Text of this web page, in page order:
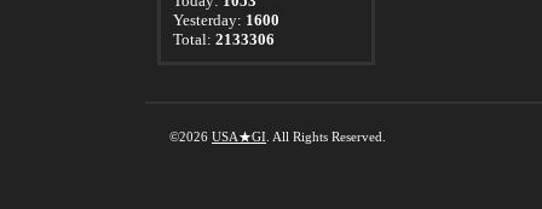
Yesterday: 1600
Total: 2133306
©2026 USA★GI . All Rights Reserved.